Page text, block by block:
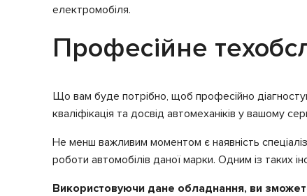
електромобіля.
Професійне
Що вам буде потрібно, щоб професійно
кваліфікація та досвід автомеханіків у вашому
Не менш важливим моментом є наявність
роботи автомобілів даної марки. Одним із таких
Використовуючи дане обладнання, ви